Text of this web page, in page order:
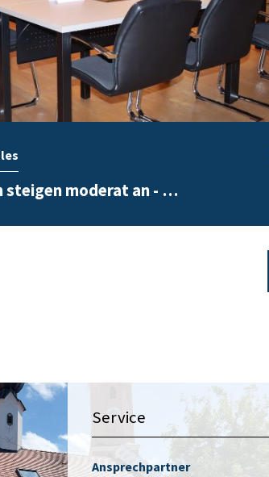
steigen moderat an - …
Service
Ansprechpartner